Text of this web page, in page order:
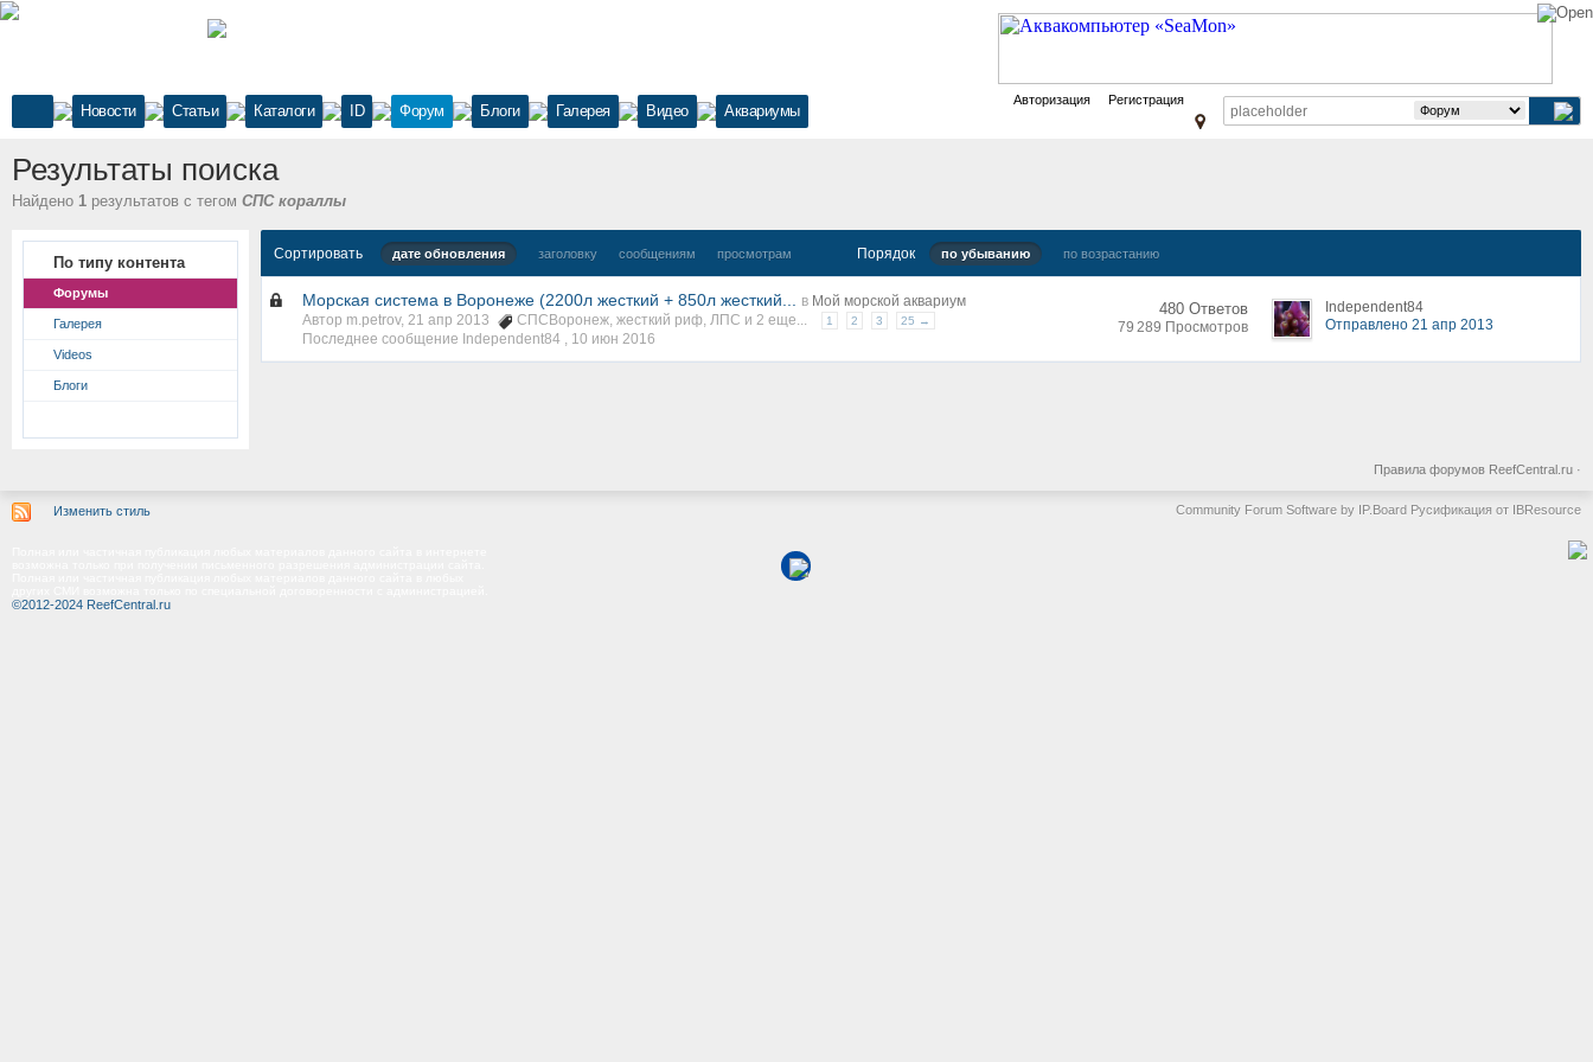
Новости Статьи Каталоги ID Форум Блоги Галерея Видео Аквариумы
Авторизация Регистрация
Результаты поиска
Найдено 1 результатов с тегом СПС кораллы
По типу контента
Форумы
Галерея
Videos
Блоги
Сортировать дате обновления заголовку сообщениям просмотрам Порядок по убыванию по возрастанию
Морская система в Воронеже (2200л жесткий + 850л жесткий... в Мой морской аквариум
Автор m.petrov, 21 апр 2013
СПСВоронеж, жесткий риф, ЛПС и 2 еще... 1 2 3 25 →
Последнее сообщение Independent84 , 10 июн 2016
480 Ответов
79 289 Просмотров
Independent84
Отправлено 21 апр 2013
Правила форумов ReefCentral.ru ·
Изменить стиль Community Forum Software by IP.Board Русификация от IBResource
©2012-2024 ReefCentral.ru